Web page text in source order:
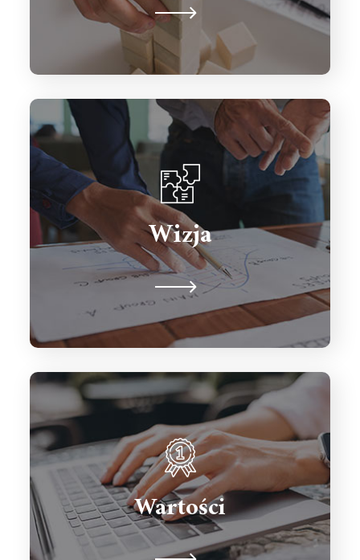
Wizja
Moi klienci, dzięki sprawniejszym
biznesom przesuwają się na czoło
peletonu swoich konkurentów co
roku zwiększając zyski.
Wartości
Uczciwość, zaufanie, pomoc w
rozwoju, cierpliwość, bezpieczeństwo
biznesu, proaktywność, wymierne
efekty.